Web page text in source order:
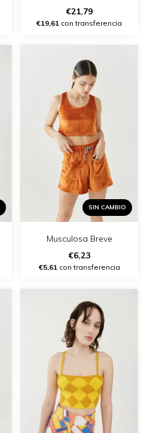
€21,79
€19,61 con transferencia
SIN CAMBIO
Musculosa Breve
€6,23
€5,61 con transferencia